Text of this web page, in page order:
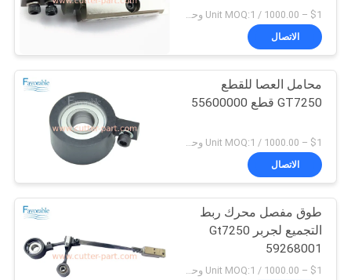
$1 – 1000.00 / Unit MOQ:1 وحدة/وحدات negociate
الاتصال
محامل العصا للقطع
GT7250 قطع 55600000
$1 – 1000.00 / Unit MOQ:1 وحدة/وحدات negociate
الاتصال
طوق مفصل محرك ربط
التجميع لجربر Gt7250
59268001